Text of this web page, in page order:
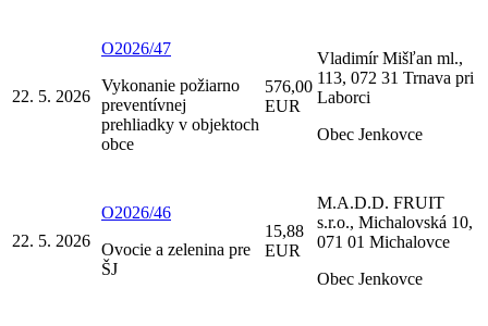
22. 5. 2026
O2026/47
Vykonanie požiarno
preventívnej
prehliadky v objektoch
obce
576,00
EUR
Vladimír Mišľan ml.,
113, 072 31 Trnava pri
Laborci
Obec Jenkovce
22. 5. 2026
O2026/46
Ovocie a zelenina pre
ŠJ
15,88
EUR
M.A.D.D. FRUIT
s.r.o., Michalovská 10,
071 01 Michalovce
Obec Jenkovce